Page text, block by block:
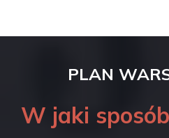
PLAN
W jaki